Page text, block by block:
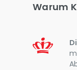
Warum